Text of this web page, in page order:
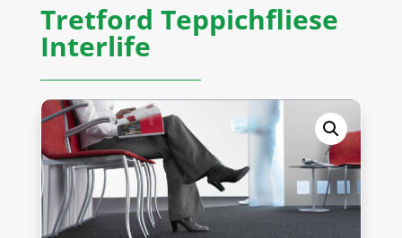
Tretford Teppichfliese
Interlife